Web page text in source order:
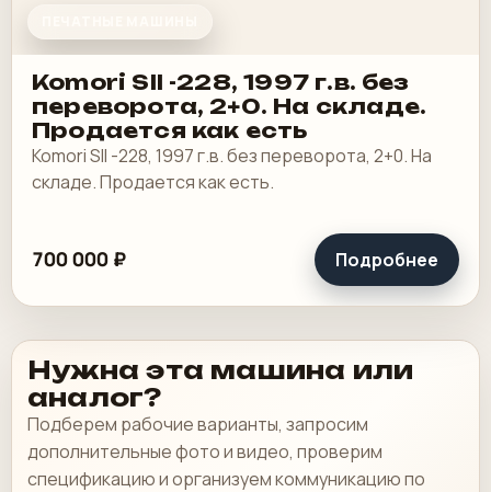
Komori SII -228, 1997 г.в. без
переворота, 2+0. На складе.
Продается как есть
Komori SII -228, 1997 г.в. без переворота, 2+0. На
складе. Продается как есть.
700 000 ₽ Подробнее
Нужна эта машина или
аналог?
Подберем рабочие варианты, запросим
дополнительные фото и видео, проверим
спецификацию и организуем коммуникацию по